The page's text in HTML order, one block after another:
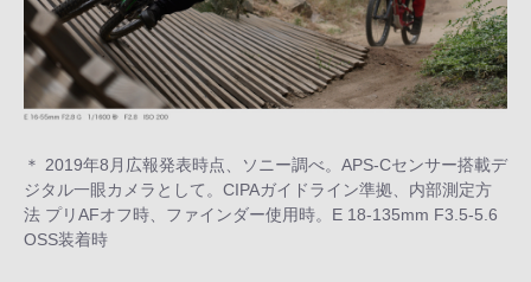
＊ 2019年8月広報発表時点、ソニー調べ。APS-Cセンサー搭載デ
ジタル一眼カメラとして。CIPAガイドライン準拠、内部測定方
法 プリAFオフ時、ファインダー使用時。E 18-135mm F3.5-5.6
OSS装着時